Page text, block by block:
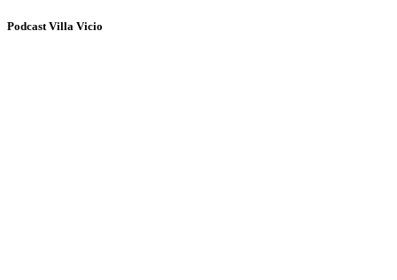
Podcast Villa Vicio